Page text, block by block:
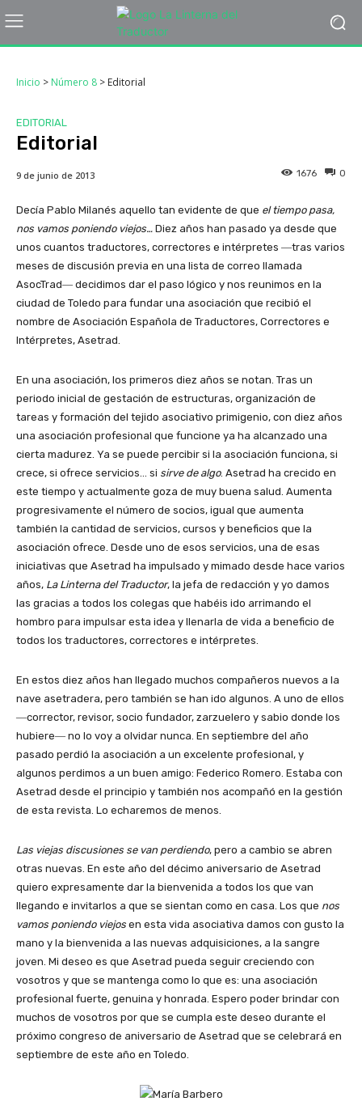
Inicio > Número 8 > Editorial
EDITORIAL
Editorial
0
1676
9 de junio de 2013
Decía Pablo Milanés aquello tan evidente de que el tiempo pasa,
nos vamos poniendo viejos… Diez años han pasado ya desde que
unos cuantos traductores, correctores e intérpretes ―tras varios
meses de discusión previa en una lista de correo llamada
AsocTrad― decidimos dar el paso lógico y nos reunimos en la
ciudad de Toledo para fundar una asociación que recibió el
nombre de Asociación Española de Traductores, Correctores e
Intérpretes, Asetrad.
En una asociación, los primeros diez años se notan. Tras un
periodo inicial de gestación de estructuras, organización de
tareas y formación del tejido asociativo primigenio, con diez años
una asociación profesional que funcione ya ha alcanzado una
cierta madurez. Ya se puede percibir si la asociación funciona, si
crece, si ofrece servicios… si sirve de algo. Asetrad ha crecido en
este tiempo y actualmente goza de muy buena salud. Aumenta
progresivamente el número de socios, igual que aumenta
también la cantidad de servicios, cursos y beneficios que la
asociación ofrece. Desde uno de esos servicios, una de esas
iniciativas que Asetrad ha impulsado y mimado desde hace varios
años, La Linterna del Traductor, la jefa de redacción y yo damos
las gracias a todos los colegas que habéis ido arrimando el
hombro para impulsar esta idea y llenarla de vida a beneficio de
todos los traductores, correctores e intérpretes.
En estos diez años han llegado muchos compañeros nuevos a la
nave asetradera, pero también se han ido algunos. A uno de ellos
―corrector, revisor, socio fundador, zarzuelero y sabio donde los
hubiere― no lo voy a olvidar nunca. En septiembre del año
pasado perdió la asociación a un excelente profesional, y
algunos perdimos a un buen amigo: Federico Romero. Estaba con
Asetrad desde el principio y también nos acompañó en la gestión
de esta revista. Lo echaremos de menos.
Las viejas discusiones se van perdiendo, pero a cambio se abren
otras nuevas. En este año del décimo aniversario de Asetrad
quiero expresamente dar la bienvenida a todos los que van
llegando e invitarlos a que se sientan como en casa. Los que nos
vamos poniendo viejos en esta vida asociativa damos con gusto la
mano y la bienvenida a las nuevas adquisiciones, a la sangre
joven. Mi deseo es que Asetrad pueda seguir creciendo con
vosotros y que se mantenga como lo que es: una asociación
profesional fuerte, genuina y honrada. Espero poder brindar con
muchos de vosotros por que se cumpla este deseo durante el
próximo congreso de aniversario de Asetrad que se celebrará en
septiembre de este año en Toledo.